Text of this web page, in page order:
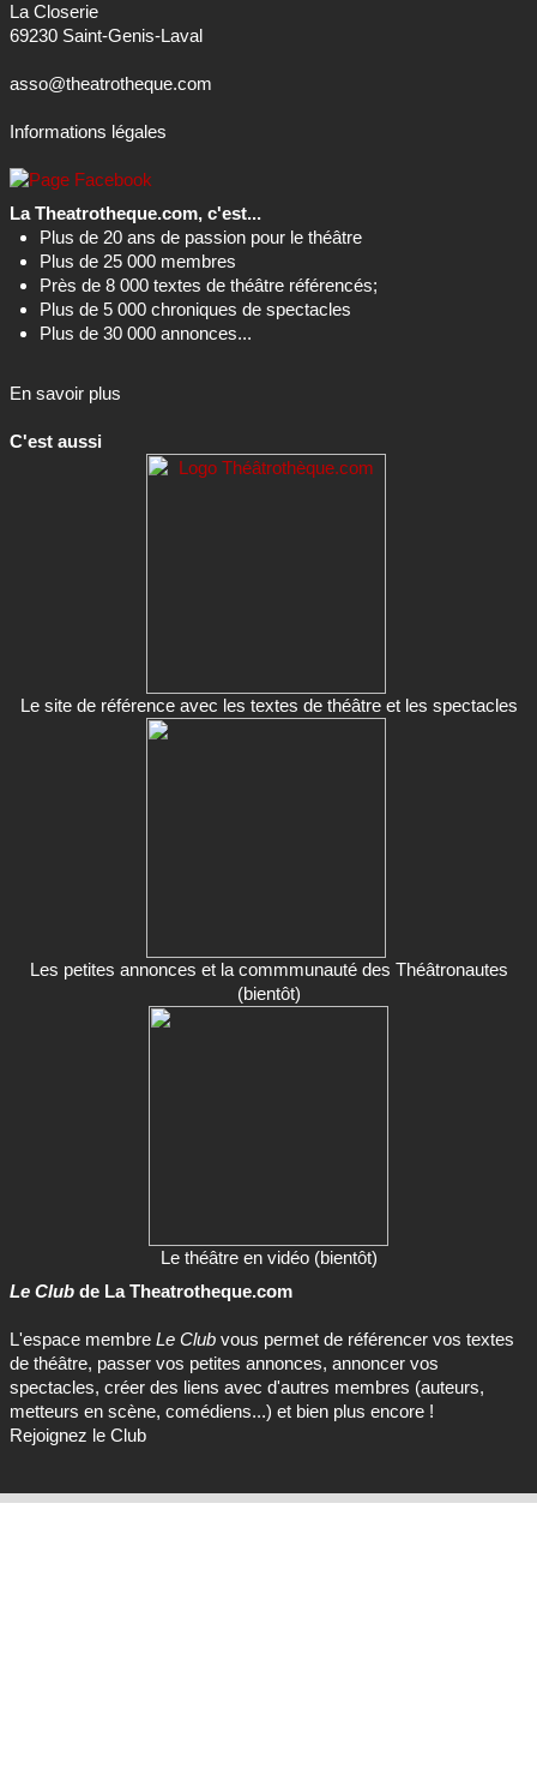
La Closerie
69230 Saint-Genis-Laval
asso@theatrotheque.com
Informations légales
La Theatrotheque.com, c'est...
Plus de 20 ans de passion pour le théâtre
Plus de 25 000 membres
Près de 8 000 textes de théâtre référencés;
Plus de 5 000 chroniques de spectacles
Plus de 30 000 annonces...
En savoir plus
C'est aussi
Le site de référence avec les textes de théâtre et les spectacles
Les petites annonces et la commmunauté des Théâtronautes
(bientôt)
Le théâtre en vidéo (bientôt)
Le Club de La Theatrotheque.com
L'espace membre Le Club vous permet de référencer vos textes
de théâtre, passer vos petites annonces, annoncer vos
spectacles, créer des liens avec d'autres membres (auteurs,
metteurs en scène, comédiens...) et bien plus encore !
Rejoignez le Club